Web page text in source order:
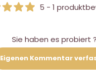
5 - 1
Sie haben es probiert ?
Eigenen Kommentar